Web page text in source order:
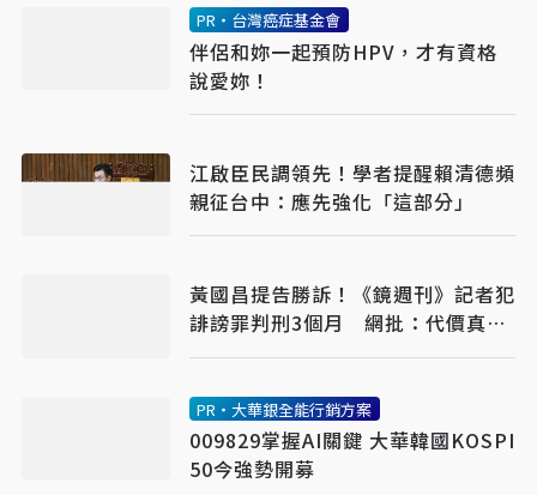
PR・台灣癌症基金會
伴侶和妳一起預防HPV，才有資格
說愛妳！
江啟臣民調領先！學者提醒賴清德頻
親征台中：應先強化「這部分」
黃國昌提告勝訴！《鏡週刊》記者犯
誹謗罪判刑3個月 網批：代價真輕
下次再犯
PR・大華銀全能行銷方案
009829掌握AI關鍵 大華韓國KOSPI
50今強勢開募